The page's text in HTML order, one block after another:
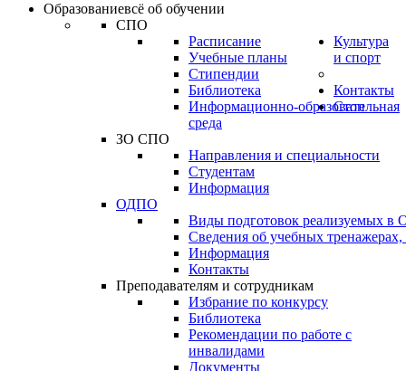
Образованиевсё об обучении
СПО
Расписание
Учебные планы
Стипендии
Библиотека
Информационно-образовательная
среда
ЗО СПО
Направления и специальности
Студентам
Информация
ОДПО
Виды подготовок реализуемых
Сведения об учебных тренажерах,
Информация
Контакты
Преподавателям и сотрудникам
Избрание по конкурсу
Библиотека
Рекомендации по работе с
инвалидами
Документы
Культура
и спорт
Контакты
Стоп